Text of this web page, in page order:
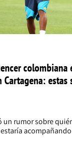
colombiana
Cartagena: estas
un rumor sobre
acompañando